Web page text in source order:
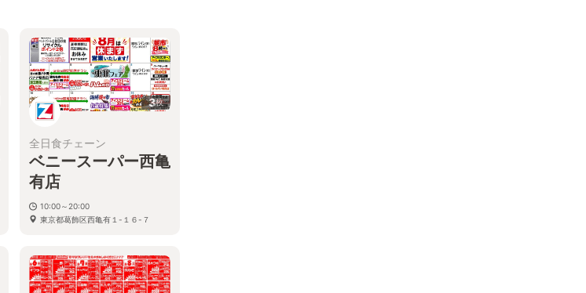
3枚
全日食チェーン
ベニースーパー西亀
有店
10:00～20:00
東京都葛飾区西亀有１-１６-７